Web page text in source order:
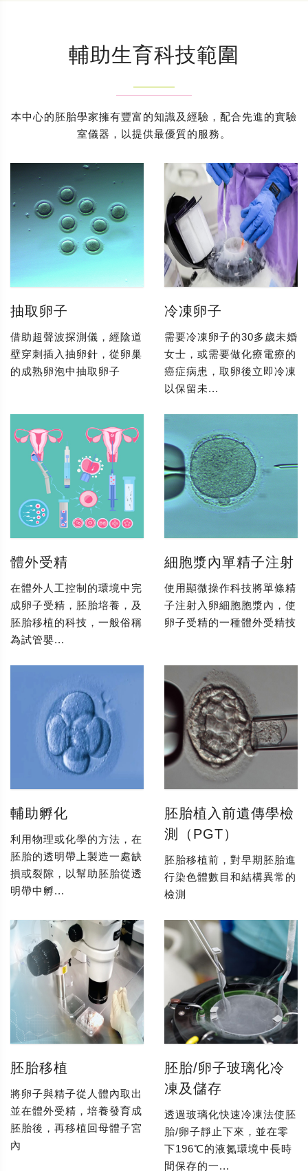
輔助生育科技範圍
本中心的胚胎學家擁有豐富的知識及經驗，配合先進的實驗
室儀器，以提供最優質的服務。
抽取卵子
借助超聲波探測儀，經陰道
壁穿刺插入抽卵針，從卵巢
的成熟卵泡中抽取卵子
冷凍卵子
需要冷凍卵子的30多歲未婚
女士，或需要做化療電療的
癌症病患，取卵後立即冷凍
以保留未...
體外受精
在體外人工控制的環境中完
成卵子受精，胚胎培養，及
胚胎移植的科技，一般俗稱
為試管嬰...
細胞漿內單精子注射
使用顯微操作科技將單條精
子注射入卵細胞胞漿內，使
卵子受精的一種體外受精技
輔助孵化
利用物理或化學的方法，在
胚胎的透明帶上製造一處缺
損或裂隙，以幫助胚胎從透
明帶中孵...
胚胎植入前遺傳學檢
測（PGT）
胚胎移植前，對早期胚胎進
行染色體數目和結構異常的
檢測
胚胎移植
將卵子與精子從人體內取出
並在體外受精，培養發育成
胚胎後，再移植回母體子宮
內
胚胎/卵子玻璃化冷
凍及儲存
透過玻璃化快速冷凍法使胚
胎/卵子靜止下來，並在零
下196℃的液氮環境中長時
間保存的一...